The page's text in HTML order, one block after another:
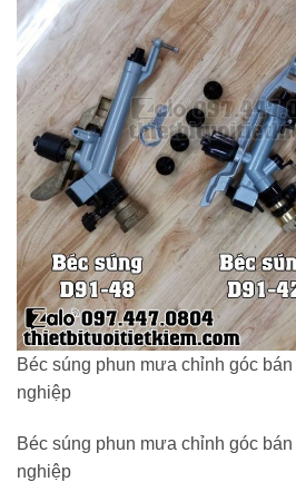
Béc súng phun mưa chỉnh góc
nghiệp
Béc súng phun mưa chỉnh góc
nghiệp